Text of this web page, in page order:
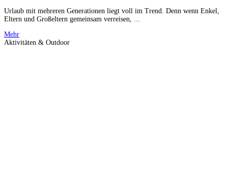
Urlaub mit mehreren Generationen liegt voll im Trend. Denn wenn Enkel,
Eltern und Großeltern gemeinsam verreisen, ...
Mehr
Aktivitäten & Outdoor